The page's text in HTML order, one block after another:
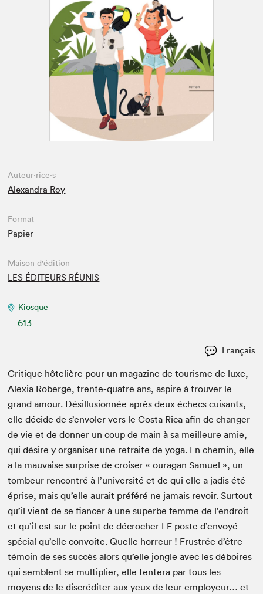
Espace enseignant·e·s
Espace pro
Auteur·rice·s
Alexandra Roy
Format
Papier
Maison d'édition
LES ÉDITEURS RÉUNIS
Kiosque
613
Français
Cri­tique hôtelière pour un mag­a­zine de tourisme de luxe,
Alex­ia Roberge, trente-qua­tre ans, aspire à trou­ver le
grand amour. Désil­lu­sion­née après deux échecs cuisants,
elle décide de s’envoler vers le Cos­ta Rica afin de chang­er
de vie et de don­ner un coup de main à sa meilleure amie,
qui désire y organ­is­er une retraite de yoga. En chemin, elle
a la mau­vaise sur­prise de crois­er « oura­gan Samuel », un
tombeur ren­con­tré à l’université et de qui elle a jadis été
éprise, mais qu’elle aurait préféré ne jamais revoir. Surtout
qu’il vient de se fiancer à une superbe femme de l’endroit
et qu’il est sur le point de décrocher LE poste d’envoyé
spé­cial qu’elle con­voite. Quelle hor­reur ! Frus­trée d’être
témoin de ses suc­cès alors qu’elle jon­gle avec les déboires
qui sem­blent se mul­ti­pli­er, elle ten­tera par tous les
moyens de le dis­créditer aux yeux de leur employeur… et